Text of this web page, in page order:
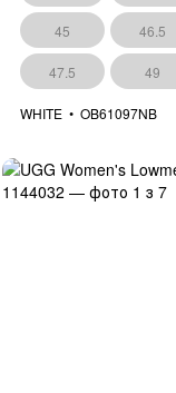
45 46.5
47.5 49
WHITE OB61097NB